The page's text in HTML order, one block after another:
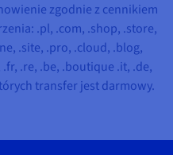
zgodnie z cennikiem
.pl, .com, .shop, .store,
.site, .pro, .cloud, .blog,
.re, .be, .boutique .it, .de,
transfer jest darmowy.